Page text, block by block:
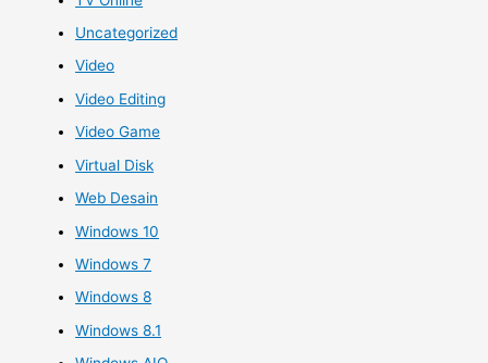
Uncategorized
Video
Video Editing
Video Game
Virtual Disk
Web Desain
Windows 10
Windows 7
Windows 8
Windows 8.1